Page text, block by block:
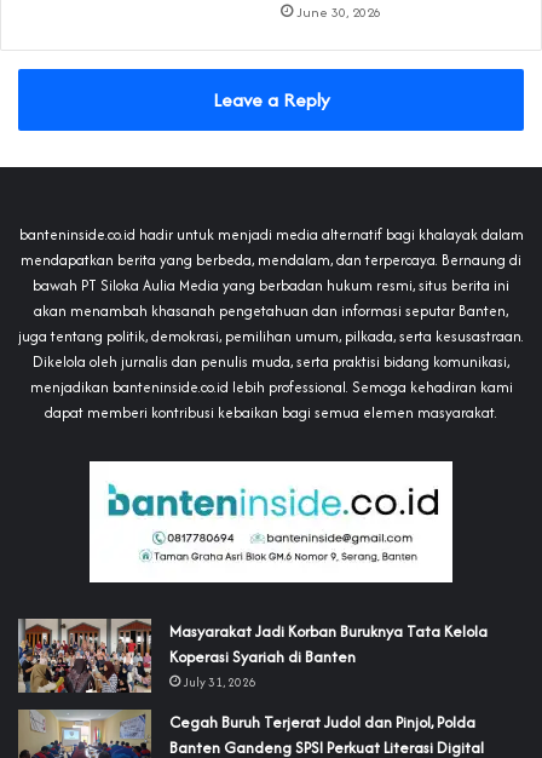
June 30, 2026
Leave a Reply
banteninside.co.id hadir untuk menjadi media alternatif bagi khalayak dalam
mendapatkan berita yang berbeda, mendalam, dan terpercaya. Bernaung di
bawah PT Siloka Aulia Media yang berbadan hukum resmi, situs berita ini
akan menambah khasanah pengetahuan dan informasi seputar Banten,
juga tentang politik, demokrasi, pemilihan umum, pilkada, serta kesusastraan.
Dikelola oleh jurnalis dan penulis muda, serta praktisi bidang komunikasi,
menjadikan banteninside.co.id lebih professional. Semoga kehadiran kami
dapat memberi kontribusi kebaikan bagi semua elemen masyarakat.
‎Masyarakat Jadi Korban Buruknya Tata Kelola
Koperasi Syariah di Banten
July 31, 2026
Cegah Buruh Terjerat Judol dan Pinjol, Polda
Banten Gandeng SPSI Perkuat Literasi Digital